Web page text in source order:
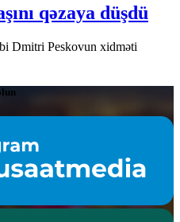
qəzaya düşdü
Dmitri Peskovun xidməti